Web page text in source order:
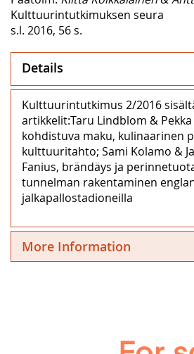
Kulttuurintutkimuksen seura
s.l. 2016, 56 s.
Details
Kulttuurintutkimus 2/2016
artikkelit:Taru Lindblom &
kohdistuva maku, kulinaarinen
kulttuuritahto; Sami Kolamo &
Fanius, brändäys ja
tunnelman rakentaminen
jalkapallostadioneilla
More Information